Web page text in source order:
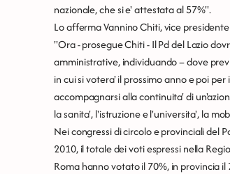
nazionale, che si e' attestata al 57%''.
Lo afferma Vannino Chiti, vice
''Ora - prosegue Chiti - Il Pd del Lazio
amministrative, individuando – dove
in cui si votera' il prossimo anno e poi
accompagnarsi alla continuita' di
la sanita', l'istruzione e l'universita', la
Nei congressi di circolo e provinciali del
2010, il totale dei voti espressi nella
Roma hanno votato il 70%, in provincia